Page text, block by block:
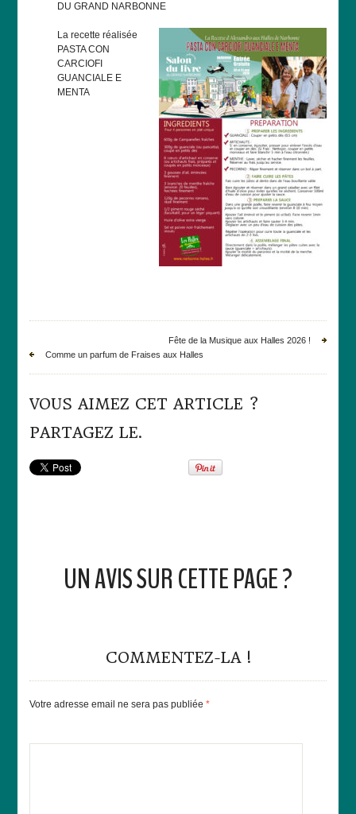
DU GRAND NARBONNE
La recette réalisée
PASTA CON
CARCIOFI
GUANCIALE E
MENTA
Fête de la Musique aux Halles 2026 !
Comme un parfum de Fraises aux Halles
VOUS AIMEZ CET ARTICLE ?
PARTAGEZ LE.
UN AVIS SUR CETTE PAGE ?
COMMENTEZ-LA !
Votre adresse email ne sera pas publiée*